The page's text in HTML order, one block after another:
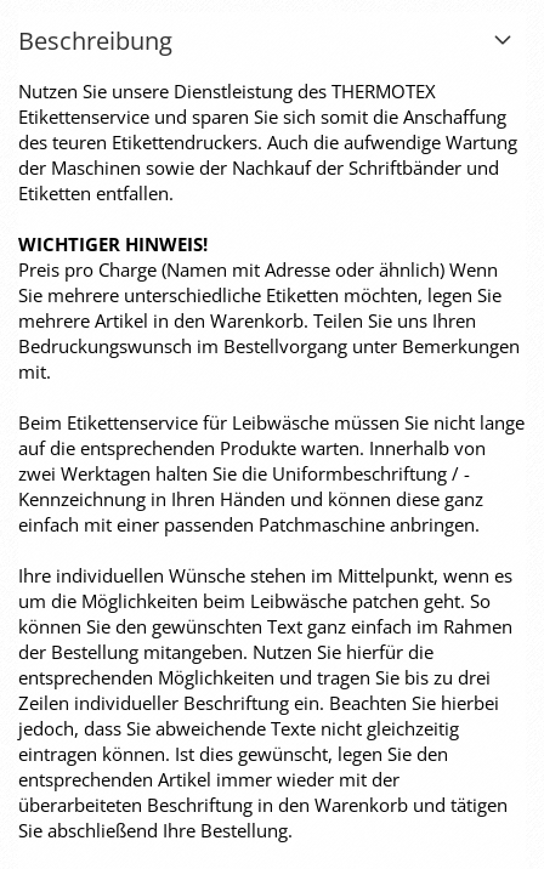
Beschreibung
Nutzen Sie unsere Dienstleistung des THERMOTEX
Etikettenservice und sparen Sie sich somit die Anschaffung
des teuren Etikettendruckers. Auch die aufwendige Wartung
der Maschinen sowie der Nachkauf der Schriftbänder und
Etiketten entfallen.
WICHTIGER HINWEIS!
Preis pro Charge (Namen mit Adresse oder ähnlich) Wenn
Sie mehrere unterschiedliche Etiketten möchten, legen Sie
mehrere Artikel in den Warenkorb. Teilen Sie uns Ihren
Bedruckungswunsch im Bestellvorgang unter Bemerkungen
mit.
Beim Etikettenservice für Leibwäsche müssen Sie nicht lange
auf die entsprechenden Produkte warten. Innerhalb von
zwei Werktagen halten Sie die Uniformbeschriftung / -
Kennzeichnung in Ihren Händen und können diese ganz
einfach mit einer passenden Patchmaschine anbringen.
Ihre individuellen Wünsche stehen im Mittelpunkt, wenn es
um die Möglichkeiten beim Leibwäsche patchen geht. So
können Sie den gewünschten Text ganz einfach im Rahmen
der Bestellung mitangeben. Nutzen Sie hierfür die
entsprechenden Möglichkeiten und tragen Sie bis zu drei
Zeilen individueller Beschriftung ein. Beachten Sie hierbei
jedoch, dass Sie abweichende Texte nicht gleichzeitig
eintragen können. Ist dies gewünscht, legen Sie den
entsprechenden Artikel immer wieder mit der
überarbeiteten Beschriftung in den Warenkorb und tätigen
Sie abschließend Ihre Bestellung.